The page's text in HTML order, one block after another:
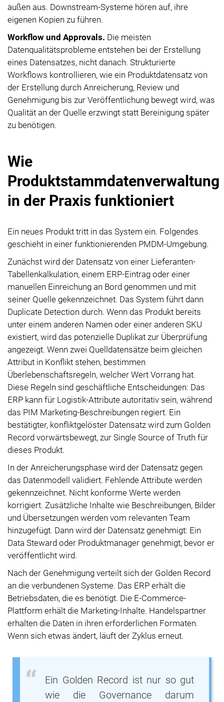
außen aus. Downstream-Systeme hören auf, ihre
eigenen Kopien zu führen.
Workflow und Approvals. Die meisten
Datenqualitätsprobleme entstehen bei der Erstellung
eines Datensatzes, nicht danach. Strukturierte
Workflows kontrollieren, wie ein Produktdatensatz von
der Erstellung durch Anreicherung, Review und
Genehmigung bis zur Veröffentlichung bewegt wird, was
Qualität an der Quelle erzwingt statt Bereinigung später
zu benötigen.
Wie
Produktstammdatenverwaltung
in der Praxis funktioniert
Ein neues Produkt tritt in das System ein. Folgendes
geschieht in einer funktionierenden PMDM-Umgebung.
Zunächst wird der Datensatz von einer Lieferanten-
Tabellenkalkulation, einem ERP-Eintrag oder einer
manuellen Einreichung an Bord genommen und mit
seiner Quelle gekennzeichnet. Das System führt dann
Duplicate Detection durch. Wenn das Produkt bereits
unter einem anderen Namen oder einer anderen SKU
existiert, wird das potenzielle Duplikat zur Überprüfung
angezeigt. Wenn zwei Quelldatensätze beim gleichen
Attribut in Konflikt stehen, bestimmen
Überlebenschaftsregeln, welcher Wert Vorrang hat.
Diese Regeln sind geschäftliche Entscheidungen: Das
ERP kann für Logistik-Attribute autoritativ sein, während
das PIM Marketing-Beschreibungen regiert. Ein
bestätigter, konfliktgelöster Datensatz wird zum Golden
Record vorwärtsbewegt, zur Single Source of Truth für
dieses Produkt.
In der Anreicherungsphase wird der Datensatz gegen
das Datenmodell validiert. Fehlende Attribute werden
gekennzeichnet. Nicht konforme Werte werden
korrigiert. Zusätzliche Inhalte wie Beschreibungen, Bilder
und Übersetzungen werden vom relevanten Team
hinzugefügt. Dann wird der Datensatz genehmigt: Ein
Data Steward oder Produktmanager genehmigt, bevor er
veröffentlicht wird.
Nach der Genehmigung verteilt sich der Golden Record
an die verbundenen Systeme. Das ERP erhält die
Betriebsdaten, die es benötigt. Die E-Commerce-
Plattform erhält die Marketing-Inhalte. Handelspartner
erhalten die Daten in ihren erforderlichen Formaten.
Wenn sich etwas ändert, läuft der Zyklus erneut.
Ein Golden Record ist nur so gut
wie die Governance darum